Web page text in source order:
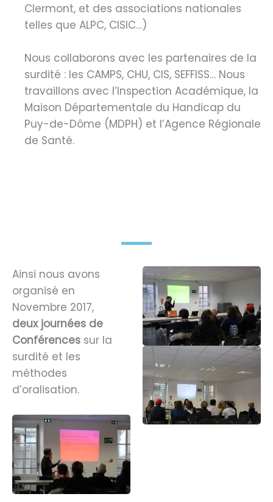
Clermont, et des associations nationales
telles que ALPC, CISIC…)
Nous collaborons avec les partenaires de la
surdité : les CAMPS, CHU, CIS, SEFFISS… Nous
travaillons avec l’Inspection Académique, la
Maison Départementale du Handicap du
Puy-de-Dôme (MDPH) et l’Agence Régionale
de Santé.
Ainsi nous avons
organisé en
Novembre 2017,
deux journées de
Conférences sur la
surdité et les
méthodes
d’oralisation.